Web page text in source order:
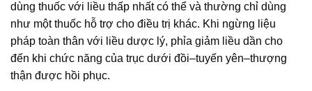
dùng thuốc với liều thấp nhất có thể và thường chỉ dùng
như một thuốc hỗ trợ cho điều trị khác. Khi ngừng liệu
pháp toàn thân với liều dược lý, phỉa giảm liều dần cho
đến khi chức năng của trục dưới đồi–tuyến yên–thượng
thận được hồi phục.